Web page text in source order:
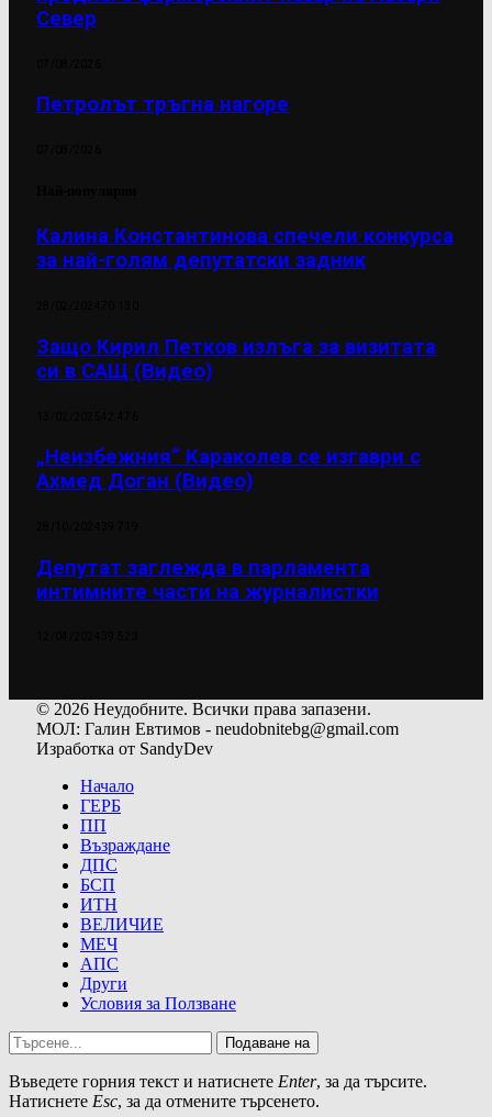
Север
Петролът тръгна нагоре
Калина Константинова спечели конкурса
за най-голям депутатски задник
Защо Кирил Петков излъга за визитата
си в САЩ (Видео)
„Неизбежния“ Караколев се изгаври с
Ахмед Доган (Видео)
Депутат заглежда в парламента
интимните части на журналистки
© 2026 Неудобните. Всички права запазени.
МОЛ: Галин Евтимов - neudobnitebg@gmail.com
Изработка от SandyDev
Начало
ГЕРБ
ПП
Възраждане
ДПС
БСП
ИТН
ВЕЛИЧИЕ
МЕЧ
АПС
Други
Условия за Ползване
Подаване на
Въведете горния текст и натиснете Enter, за да търсите.
Натиснете Esc, за да отмените търсенето.